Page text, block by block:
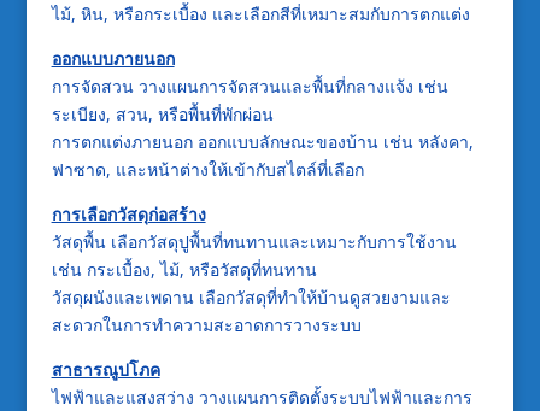
ไม้, หิน, หรือกระเบื้อง และเลือกสีที่เหมาะสมกับการตกแต่ง
ออกแบบภายนอก
การจัดสวน วางแผนการจัดสวนและพื้นที่กลางแจ้ง เช่น
ระเบียง, สวน, หรือพื้นที่พักผ่อน
การตกแต่งภายนอก ออกแบบลักษณะของบ้าน เช่น หลังคา,
ฟาซาด, และหน้าต่างให้เข้ากับสไตล์ที่เลือก
การเลือกวัสดุก่อสร้าง
วัสดุพื้น เลือกวัสดุปูพื้นที่ทนทานและเหมาะกับการใช้งาน
เช่น กระเบื้อง, ไม้, หรือวัสดุที่ทนทาน
วัสดุผนังและเพดาน เลือกวัสดุที่ทำให้บ้านดูสวยงามและ
สะดวกในการทำความสะอาดการวางระบบ
สาธารณูปโภค
ไฟฟ้าและแสงสว่าง วางแผนการติดตั้งระบบไฟฟ้าและการ